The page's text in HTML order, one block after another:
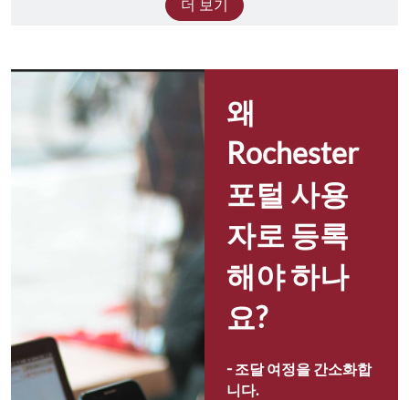
더 보기
왜
Rochester
포털 사용
자로 등록
해야 하나
요?
- 조달 여정을 간소화합
니다.